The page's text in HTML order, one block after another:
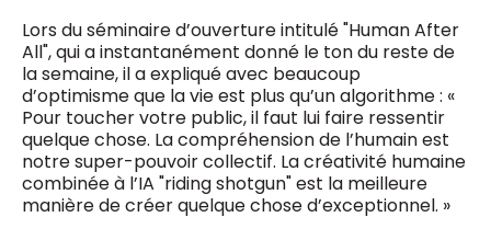
Lors du séminaire d’ouverture intitulé "Human After
All", qui a instantanément donné le ton du reste de
la semaine, il a expliqué avec beaucoup
d’optimisme que la vie est plus qu’un algorithme : «
Pour toucher votre public, il faut lui faire ressentir
quelque chose. La compréhension de l’humain est
notre super-pouvoir collectif. La créativité humaine
combinée à l’IA "riding shotgun" est la meilleure
manière de créer quelque chose d’exceptionnel. »